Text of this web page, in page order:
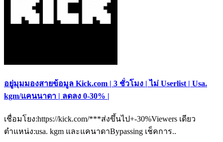
อยู่มุมมองสายข้อมูล Kick.com | 3 ชั่วโมง | ไม่ Userlist | Usa.
kgm/แคนนาดา | ลดลง 0-30% |
เชื่อมโยง:https://kick.com/***ส่งขึ้นไป+-30%Viewers เดียว
ตำแหน่ง:usa. kgm และแคนาดาBypassing เช็คการ..